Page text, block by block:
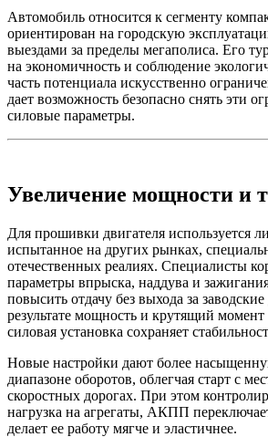
Автомобиль относится к сегменту
ориентирован на городскую
выездами за пределы мегаполиса. Его
на экономичность и соблюдение
часть потенциала искусственно
дает возможность безопасно снять эти
силовые параметры.
Увеличение мощности и
Для прошивки двигателя используется
испытанное на других рынках,
отечественных реалиях. Специалисты
параметры впрыска, наддува и
повысить отдачу без выхода за
результате мощность и крутящий момент
силовая установка сохраняет
Новые настройки дают более
диапазоне оборотов, облегчая старт с
скоростных дорогах. При этом
нагрузка на агрегаты, АКПП
делает ее работу мягче и эластичнее.